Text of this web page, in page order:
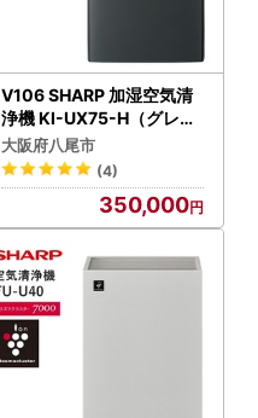
V106 SHARP 加湿空気清
浄機 KI-UX75-H（グレー
系）
大阪府八尾市
(4)
350,000